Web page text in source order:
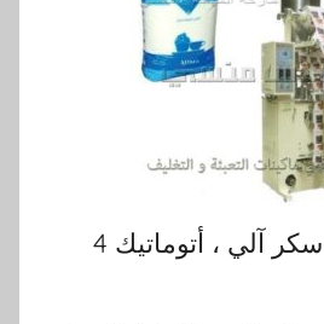
مكن تعبئة رز و سكر آلي ، أتوماتيك 4